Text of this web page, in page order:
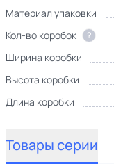
Материал упаковки
Кол-во коробок
?
Ширина коробки
Высота коробки
Длина коробки
Товары серии